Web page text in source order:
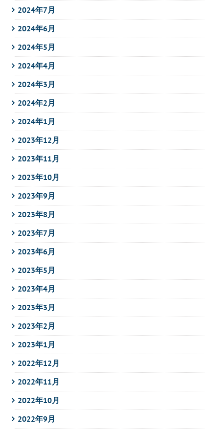
2024年7月
2024年6月
2024年5月
2024年4月
2024年3月
2024年2月
2024年1月
2023年12月
2023年11月
2023年10月
2023年9月
2023年8月
2023年7月
2023年6月
2023年5月
2023年4月
2023年3月
2023年2月
2023年1月
2022年12月
2022年11月
2022年10月
2022年9月